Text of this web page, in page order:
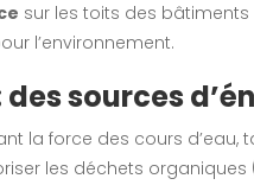
sur les toits des bâtiments
l’environnement.
sources
la force des cours
les déchets